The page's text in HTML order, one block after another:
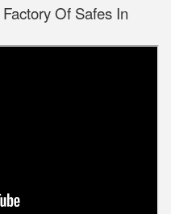
Of Safes In